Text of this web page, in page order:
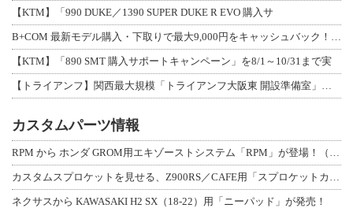
【KTM】「990 DUKE／1390 SUPER DUKE R EVO 購入サ
【KTM】「890 SMT 購入サポートキャンペーン」を8/1～10/31まで実
カスタムパーツ情報
ネクサスから KAWASAKI H2 SX（18-22）用「ニーパッド」が発売！